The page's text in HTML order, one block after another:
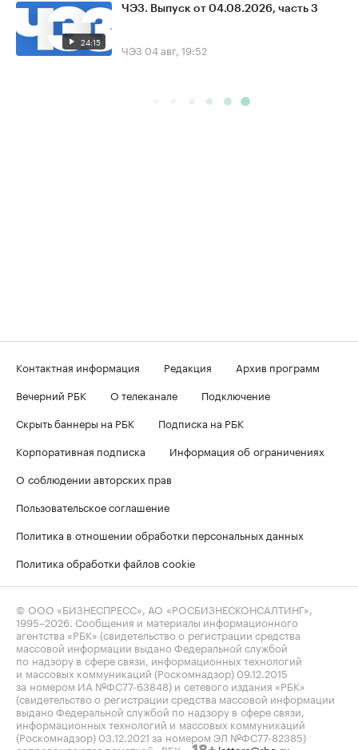
24:15
ЧЭЗ. Выпуск от 04.08.2026, часть 3
ЧЭЗ 04 авг, 19:52
Контактная информация Редакция
Архив программ
Вечерний РБК
О телеканале
Подключение
Скрыть баннеры на РБК
Подписка на РБК
Корпоративная подписка
Информация об ограничениях
О соблюдении авторских прав
Пользовательское соглашение
Политика в отношении обработки персональных данных
Политика обработки файлов cookie
© ООО «БИЗНЕСПРЕСС», АО «РОСБИЗНЕСКОНСАЛТИНГ»,
1995–2026 . Сообщения и материалы информационного
агентства «РБК» (свидетельство о регистрации средства
массовой информации выдано Федеральной службой
по надзору в сфере связи, информационных технологий
и массовых коммуникаций (Роскомнадзор) 09.12.2015
за номером ИА №ФС77-63848) и сетевого издания «РБК»
(свидетельство о регистрации средства массовой информации
выдано Федеральной службой по надзору в сфере связи,
информационных технологий и массовых коммуникаций
(Роскомнадзор) 03.12.2021 за номером ЭЛ №ФС77-82385)